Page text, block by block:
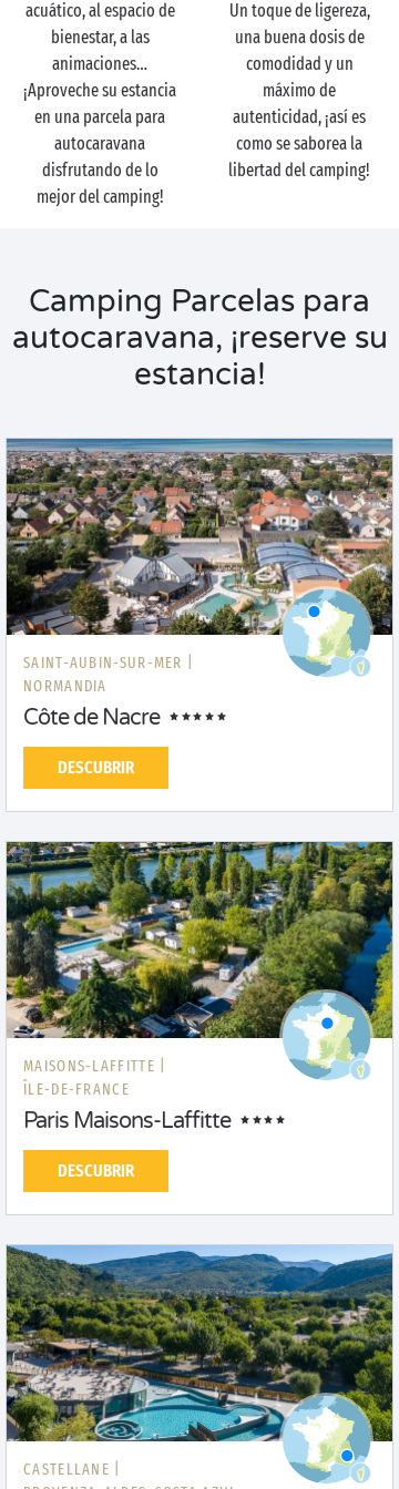
acuático, al espacio de
bienestar, a las
animaciones…
¡Aproveche su estancia
en una parcela para
autocaravana
disfrutando de lo
mejor del camping!
Un toque de ligereza,
una buena dosis de
comodidad y un
máximo de
autenticidad, ¡así es
como se saborea la
libertad del camping!
Camping Parcelas para
autocaravana, ¡reserve su
estancia!
SAINT-AUBIN-SUR-MER |
NORMANDIA
Côte de Nacre
DESCUBRIR
MAISONS-LAFFITTE |
ÎLE-DE-FRANCE
Paris Maisons-Laffitte
DESCUBRIR
CASTELLANE |